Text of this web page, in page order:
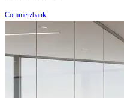
Commerzbank